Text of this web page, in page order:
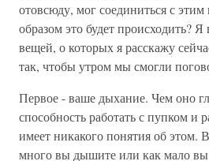
отовсюду, мог соединиться с
образом это будет происходить?
вещей, о которых я расскажу
так, чтобы утром мы смогли
Первое - ваше дыхание. Чем оно
способность работать с пупком и
имеет никакого понятия об этом.
много вы дышите или как мало